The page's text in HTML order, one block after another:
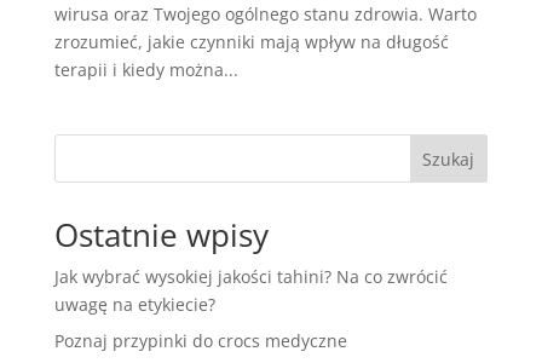
wirusa oraz Twojego ogólnego stanu zdrowia. Warto
zrozumieć, jakie czynniki mają wpływ na długość
terapii i kiedy można...
Szukaj
Ostatnie wpisy
Jak wybrać wysokiej jakości tahini? Na co zwrócić
uwagę na etykiecie?
Poznaj przypinki do crocs medyczne